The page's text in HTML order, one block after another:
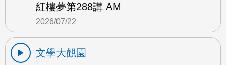
紅樓夢第288講 AM
2026/07/22
文學大觀園